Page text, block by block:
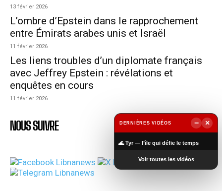
13 février 2026
L’ombre d’Epstein dans le rapprochement
entre Émirats arabes unis et Israël
11 février 2026
Les liens troubles d’un diplomate français
avec Jeffrey Epstein : révélations et
enquêtes en cours
11 février 2026
NOUS SUIVRE DERNIÈRES VIDÉOS −
×
🌊 Tyr — l’île qui défie le temps
Voir toutes les vidéos